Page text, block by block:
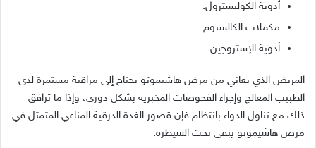
أدوية الكوليسترول.
مكملات الكالسيوم.
أدوية الإستروجين.
المريض الذي يعاني من مرض هاشيموتو يحتاج إلى مراقبة مستمرة لدى
الطبيب المعالج وإجراء الفحوصات المخبرية بشكل دوري، وإذا ما ترافق
ذلك مع تناول الدواء بانتظام فإن قصور الغدة الدرقية المناعي المتمثل في
مرض هاشيموتو يبقى تحت السيطرة.